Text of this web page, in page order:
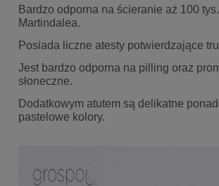
Bardzo odporna na ścieranie aż 100
Martindalea.
Posiada liczne atesty potwierdzające
Jest bardzo odporna na pilling oraz
słoneczne.
Dodatkowym atutem są delikatne
pastelowe kolory.